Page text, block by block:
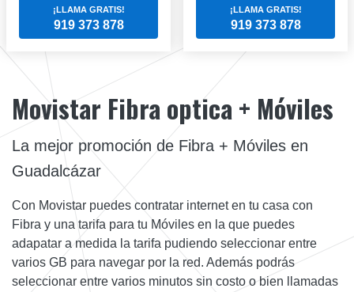
¡LLAMA GRATIS!
919 373 878
¡LLAMA GRATIS!
919 373 878
Movistar Fibra optica + Móviles
La mejor promoción de Fibra + Móviles en
Guadalcázar
Con Movistar puedes contratar internet en tu casa con
Fibra y una tarifa para tu Móviles en la que puedes
adapatar a medida la tarifa pudiendo seleccionar entre
varios GB para navegar por la red. Además podrás
seleccionar entre varios minutos sin costo o bien llamadas